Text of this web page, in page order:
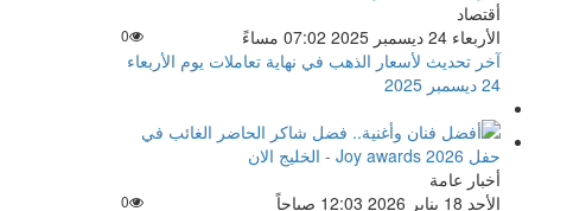
أقتصاد
الأربعاء 24 ديسمبر 2025 07:02 مساءً
0
آخر تحديث لأسعار الذهب في نهاية تعاملات يوم الأربعاء
24 ديسمبر 2025
أخبار عامة
الأحد 18 يناير 2026 12:03 صباحاً
0